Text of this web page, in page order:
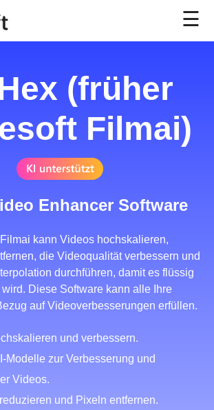
☰
(früher
Filmai)
Enhancer Software
kann Videos hochskalieren,
die Videoqualität verbessern und
durchführen, damit es flüssig
Diese Software kann alle Ihre
auf Videoverbesserungen erfüllen.
und verbessern.
Modelle zur Verbesserung und
Videos.
und Pixeln entfernen.